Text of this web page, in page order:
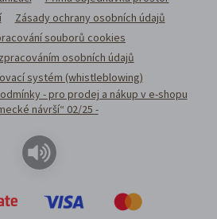
Zásady ochrany osobních údajů
souborů cookies
osobních údajů
systém (whistleblowing)
- pro prodej a nákup v e-shopu
návrší“ 02/25 -